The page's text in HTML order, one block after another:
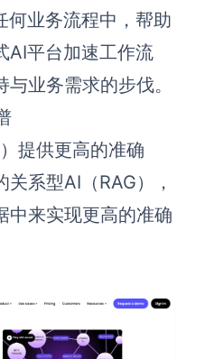
何业务流程中，帮助
AI平台加速工作流
业务需求的步伐。
提供更高的准确
系型AI（RAG），
中来实现更高的准确